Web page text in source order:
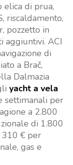
elica di prua,
riscaldamento,
pozzetto in
aggiuntivi. ACI
di
a Brač,
Dalmazia
yacht a vela
settimanali per
a 2.800
di 1.800
310 € per
gas e